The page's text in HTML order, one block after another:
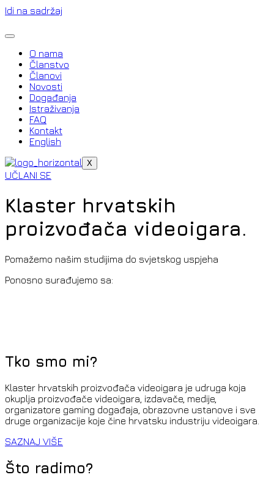
Idi na sadržaj
O nama
Članstvo
Članovi
Novosti
Događanja
Istraživanja
FAQ
Kontakt
English
X
UČLANI SE
Klaster hrvatskih
proizvođača videoigara.
Pomažemo našim studijima do svjetskog uspjeha
Ponosno surađujemo sa:
Tko smo mi?
Klaster hrvatskih proizvođača videoigara je udruga koja
okuplja proizvođače videoigara, izdavače, medije,
organizatore gaming događaja, obrazovne ustanove i sve
druge organizacije koje čine hrvatsku industriju videoigara.
SAZNAJ VIŠE
Što radimo?